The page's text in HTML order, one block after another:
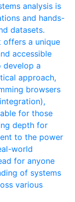
analysis is
and hands-
datasets.
offers a unique
accessible
develop a
approach,
browsers
for those
depth for
to the power
world
for anyone
of systems
various